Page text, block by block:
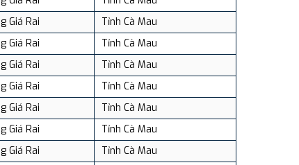
Giá Rai
Tỉnh Cà Mau
Giá Rai
Tỉnh Cà Mau
Giá Rai
Tỉnh Cà Mau
Giá Rai
Tỉnh Cà Mau
Giá Rai
Tỉnh Cà Mau
Giá Rai
Tỉnh Cà Mau
Giá Rai
Tỉnh Cà Mau